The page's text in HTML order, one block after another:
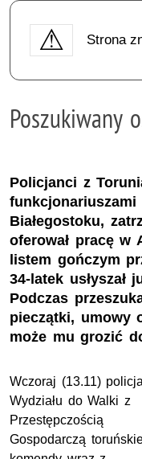
Strona
Poszukiwany
Policjanci z
Białegostoku,
oferował pracę w
listem gończym
34-latek usłyszał
Podczas
pieczątki, umowy
może mu grozić
Wczoraj (13.11)
Wydziału do Walki z
Przestępczością
Gospodarczą